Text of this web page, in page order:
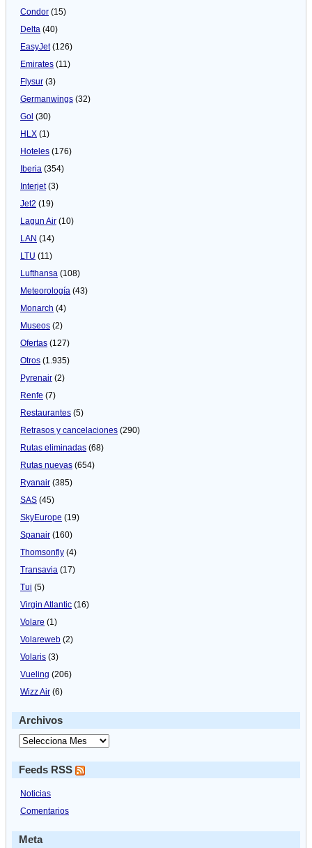
Condor (15)
Delta (40)
EasyJet(126)
Emirates (11)
Flysur (3)
Germanwings (32)
Gol (30)
HLX (1)
Hoteles (176)
Iberia (354)
Interjet(3)
Jet2 (19)
Lagun Air (10)
LAN (14)
LTU (11)
Lufthansa (108)
Meteorologí­a (43)
Monarch (4)
Museos (2)
Ofertas (127)
Otros (1.935)
Pyrenair (2)
Renfe (7)
Restaurantes (5)
Retrasos y cancelaciones (290)
Rutas eliminadas (68)
Rutas nuevas (654)
Ryanair (385)
SAS (45)
SkyEurope (19)
Spanair (160)
Thomsonfly (4)
Transavia (17)
Tui (5)
Virgin Atlantic (16)
Volare (1)
Volareweb (2)
Volaris (3)
Vueling (206)
Wizz Air (6)
Archivos
Feeds RSS
Noticias
Comentarios
Meta